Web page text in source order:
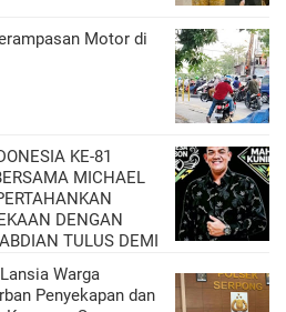
Motor di
KE-81
MICHAEL
DENGAN
TULUS DEMI
Warga
Penyekapan dan